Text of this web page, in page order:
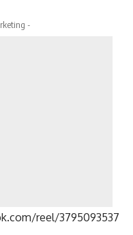
-
reel/3795093537